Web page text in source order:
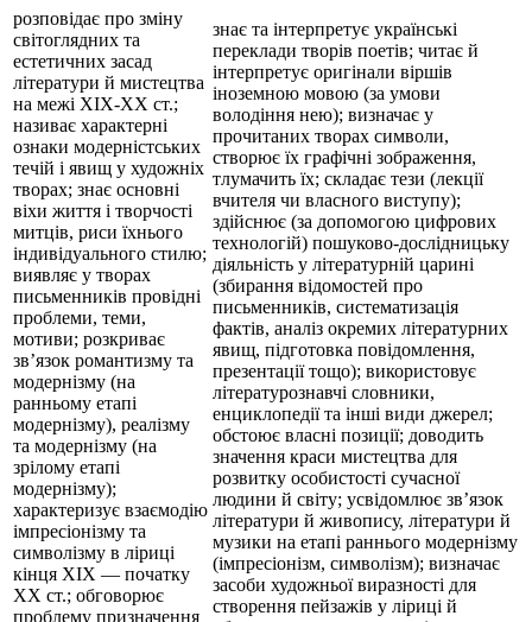
розповідає про зміну
світоглядних та
естетичних засад
літератури й мистецтва
на межі XIX-XX ст.;
називає характерні
ознаки модерністських
течій і явищ у художніх
творах; знає основні
віхи життя і творчості
митців, риси їхнього
індивідуального стилю;
виявляє у творах
письменників провідні
проблеми, теми,
мотиви; розкриває
зв’язок романтизму та
модернізму (на
ранньому етапі
модернізму), реалізму
та модернізму (на
зрілому етапі
модернізму);
характеризує взаємодію
імпресіонізму та
символізму в ліриці
кінця XIX — початку
XX ст.; обговорює
проблему призначення
знає та інтерпретує українські
переклади творів поетів; читає й
інтерпретує оригінали віршів
іноземною мовою (за умови
володіння нею); визначає у
прочитаних творах символи,
створює їх графічні зображення,
тлумачить їх; складає тези (лекції
вчителя чи власного виступу);
здійснює (за допомогою цифрових
технологій) пошуково-дослідницьку
діяльність у літературній царині
(збирання відомостей про
письменників, систематизація
фактів, аналіз окремих літературних
явищ, підготовка повідомлення,
презентації тощо); використовує
літературознавчі словники,
енциклопедії та інші види джерел;
обстоює власні позиції; доводить
значення краси мистецтва для
розвитку особистості сучасної
людини й світу; усвідомлює зв’язок
літератури й живопису, літератури й
музики на етапі раннього модернізму
(імпресіонізм, символізм); визначає
засоби художньої виразності для
створення пейзажів у ліриці й